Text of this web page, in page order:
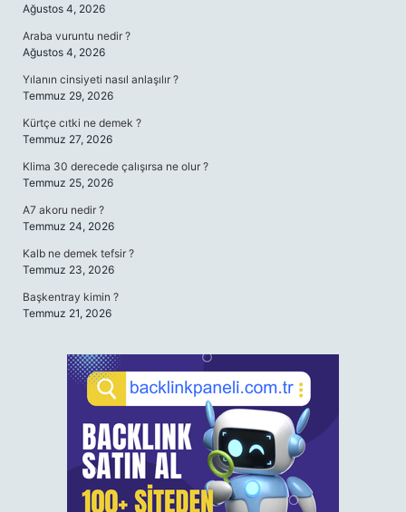
Ağustos 4, 2026
Araba vuruntu nedir ?
Ağustos 4, 2026
Yılanın cinsiyeti nasıl anlaşılır ?
Temmuz 29, 2026
Kürtçe cıtki ne demek ?
Temmuz 27, 2026
Klima 30 derecede çalışırsa ne olur ?
Temmuz 25, 2026
A7 akoru nedir ?
Temmuz 24, 2026
Kalb ne demek tefsir ?
Temmuz 23, 2026
Başkentray kimin ?
Temmuz 21, 2026